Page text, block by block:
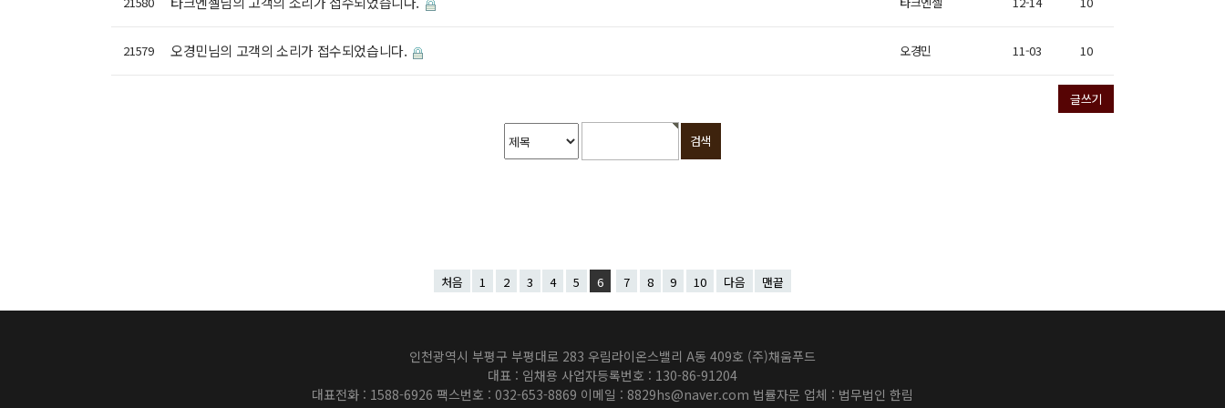
21579 오경민님의 고객의 소리가 접수되었습니다. 오경민 11-03 10
글쓰기
처음 1 2 3 4 5 6 7 8 9 10 다음 맨끝
인천광역시 부평구 부평대로 283 우림라이온스밸리 A동 409호 (주)채움푸드
대표 : 임채용 사업자등록번호 : 130-86-91204
대표전화 : 1588-6926 팩스번호 : 032-653-8869 이메일 : 8829hs@naver.com 법률자문 업체 : 법무법인 한림